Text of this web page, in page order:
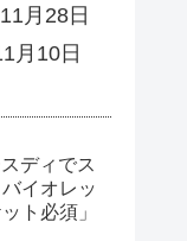
月28日
月10日
ディでス
イオレッ
ト必須」